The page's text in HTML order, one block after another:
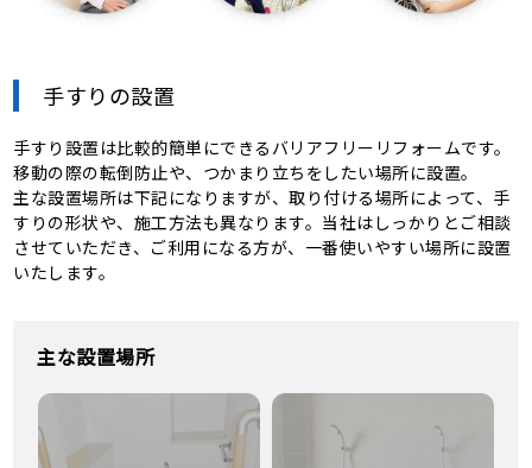
手すりの設置
手すり設置は比較的簡単にできるバリアフリーリフォームです。
移動の際の転倒防止や、つかまり立ちをしたい場所に設置。
主な設置場所は下記になりますが、取り付ける場所によって、手
すりの形状や、施工方法も異なります。当社はしっかりとご相談
させていただき、ご利用になる方が、一番使いやすい場所に設置
いたします。
主な設置場所